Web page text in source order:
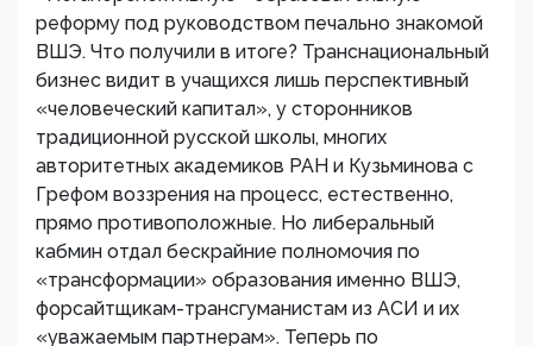
реформу под руководством печально знакомой
ВШЭ. Что получили в итоге? Транснациональный
бизнес видит в учащихся лишь перспективный
«человеческий капитал», у сторонников
традиционной русской школы, многих
авторитетных академиков РАН и Кузьминова с
Грефом воззрения на процесс, естественно,
прямо противоположные. Но либеральный
кабмин отдал бескрайние полномочия по
«трансформации» образования именно ВШЭ,
форсайтщикам-трансгуманистам из АСИ и их
«уважаемым партнерам». Теперь по